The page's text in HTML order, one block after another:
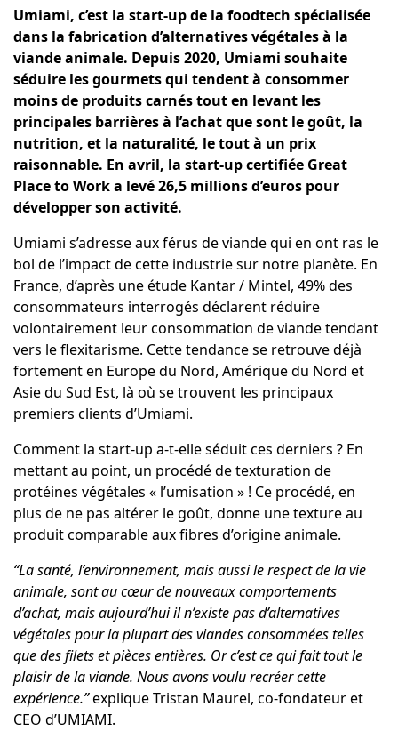
Umiami, c’est la start-up de la foodtech spécialisée
dans la fabrication d’alternatives végétales à la
viande animale. Depuis 2020, Umiami souhaite
séduire les gourmets qui tendent à consommer
moins de produits carnés tout en levant les
principales barrières à l’achat que sont le goût, la
nutrition, et la naturalité, le tout à un prix
raisonnable. En avril, la start-up certifiée Great
Place to Work a levé 26,5 millions d’euros pour
développer son activité.
Umiami s’adresse aux férus de viande qui en ont ras le
bol de l’impact de cette industrie sur notre planète. En
France, d’après une étude Kantar / Mintel, 49% des
consommateurs interrogés déclarent réduire
volontairement leur consommation de viande tendant
vers le flexitarisme. Cette tendance se retrouve déjà
fortement en Europe du Nord, Amérique du Nord et
Asie du Sud Est, là où se trouvent les principaux
premiers clients d’Umiami.
Comment la start-up a-t-elle séduit ces derniers ? En
mettant au point, un procédé de texturation de
protéines végétales « l’umisation » ! Ce procédé, en
plus de ne pas altérer le goût, donne une texture au
produit comparable aux fibres d’origine animale.
“La santé, l’environnement, mais aussi le respect de la vie
animale, sont au cœur de nouveaux comportements
d’achat, mais aujourd’hui il n’existe pas d’alternatives
végétales pour la plupart des viandes consommées telles
que des filets et pièces entières. Or c’est ce qui fait tout le
plaisir de la viande. Nous avons voulu recréer cette
expérience.”expliqueTristan Maurel, co-fondateur et
CEO d’UMIAMI.